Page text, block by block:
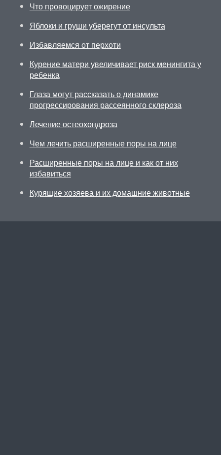
Что провоцирует ожирение
Яблоки и груши уберегут от инсульта
Избавляемся от перхоти
Курение матери увеличивает риск менингита у
ребенка
Глаза могут рассказать о динамике
прогрессирования рассеянного склероза
Лечение остеохондроза
Чем лечить расширенные поры на лице
Расширенные поры на лице и как от них
избавиться
Курящие хозяева и их домашние животные